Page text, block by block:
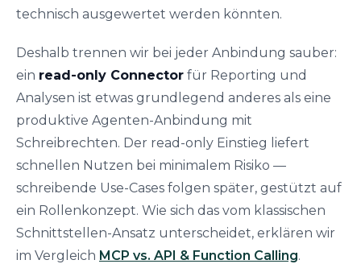
technisch ausgewertet werden könnten.
Deshalb trennen wir bei jeder Anbindung sauber:
ein read-only Connector für Reporting und
Analysen ist etwas grundlegend anderes als eine
produktive Agenten-Anbindung mit
Schreibrechten. Der read-only Einstieg liefert
schnellen Nutzen bei minimalem Risiko —
schreibende Use-Cases folgen später, gestützt auf
ein Rollenkonzept. Wie sich das vom klassischen
Schnittstellen-Ansatz unterscheidet, erklären wir
im Vergleich MCP vs. API & Function Calling.